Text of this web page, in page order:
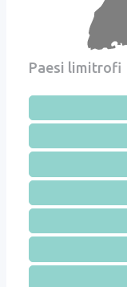
Paesi limitrofi